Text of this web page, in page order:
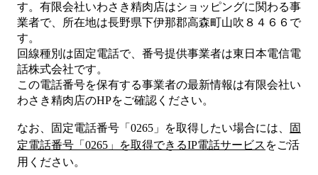
す。 有限会社いわさき精肉店はショッピングに関わる事
業者で、所在地は長野県下伊那郡高森町山吹８４６６ で
す。
回線種別は固定電話で、番号提供事業者は東日本電信電
話株式会社です。
この電話番号を保有する事業者の最新情報は有限会社い
わさき精肉店のHPをご確認ください。
なお、固定電話番号「 0265 」を取得したい場合には、
固
定電話番号「 0265 」を取得できるIP電話サービス をご活
用ください。